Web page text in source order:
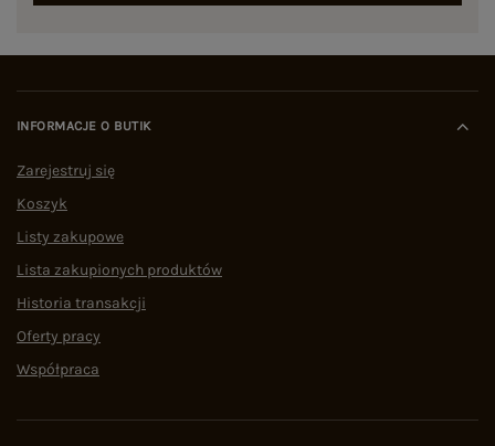
INFORMACJE O BUTIK
Zarejestruj się
Koszyk
Listy zakupowe
Lista zakupionych produktów
Historia transakcji
Oferty pracy
Współpraca